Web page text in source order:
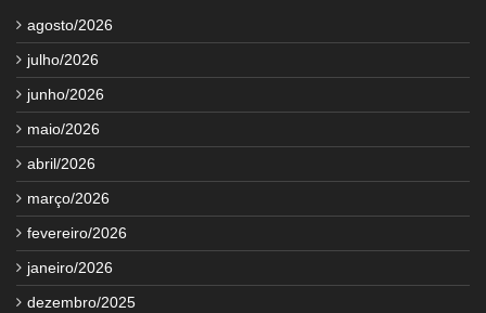
agosto/2026
julho/2026
junho/2026
maio/2026
abril/2026
março/2026
fevereiro/2026
janeiro/2026
dezembro/2025